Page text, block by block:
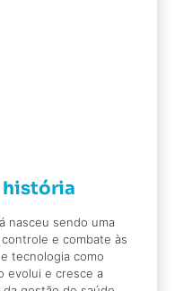
história
nasceu sendo uma
e combate às
tecnologia como
evolui e cresce a